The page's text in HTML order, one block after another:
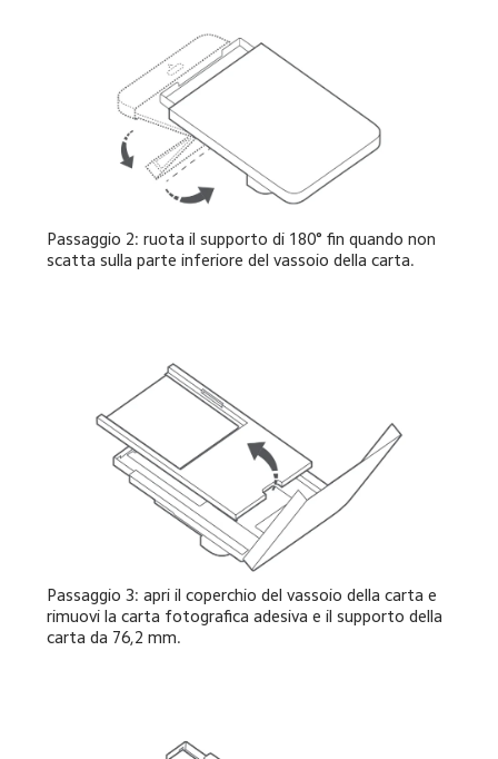
Passaggio 2: ruota il supporto di 180° fin quando non
scatta sulla parte inferiore del vassoio della carta.
Passaggio 3: apri il coperchio del vassoio della carta e
rimuovi la carta fotografica adesiva e il supporto della
carta da 76,2 mm.